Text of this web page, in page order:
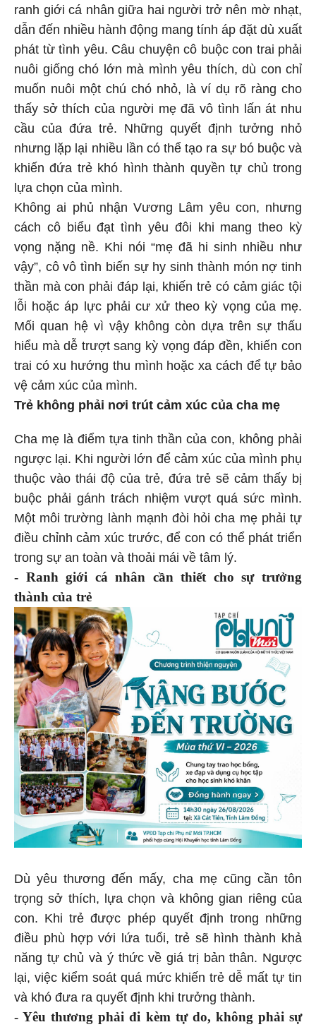
ranh giới cá nhân giữa hai người trở nên mờ nhạt,
dẫn đến nhiều hành động mang tính áp đặt dù xuất
phát từ tình yêu. Câu chuyện cô buộc con trai phải
nuôi giống chó lớn mà mình yêu thích, dù con chỉ
muốn nuôi một chú chó nhỏ, là ví dụ rõ ràng cho
thấy sở thích của người mẹ đã vô tình lấn át nhu
cầu của đứa trẻ. Những quyết định tưởng nhỏ
nhưng lặp lại nhiều lần có thể tạo ra sự bó buộc và
khiến đứa trẻ khó hình thành quyền tự chủ trong
lựa chọn của mình.
Không ai phủ nhận Vương Lâm yêu con, nhưng
cách cô biểu đạt tình yêu đôi khi mang theo kỳ
vọng nặng nề. Khi nói “mẹ đã hi sinh nhiều như
vậy”, cô vô tình biến sự hy sinh thành món nợ tinh
thần mà con phải đáp lại, khiến trẻ có cảm giác tội
lỗi hoặc áp lực phải cư xử theo kỳ vọng của mẹ.
Mối quan hệ vì vậy không còn dựa trên sự thấu
hiểu mà dễ trượt sang kỳ vọng đáp đền, khiến con
trai có xu hướng thu mình hoặc xa cách để tự bảo
vệ cảm xúc của mình.
Trẻ không phải nơi trút cảm xúc của cha mẹ
Cha mẹ là điểm tựa tinh thần của con, không phải
ngược lại. Khi người lớn để cảm xúc của mình phụ
thuộc vào thái độ của trẻ, đứa trẻ sẽ cảm thấy bị
buộc phải gánh trách nhiệm vượt quá sức mình.
Một môi trường lành mạnh đòi hỏi cha mẹ phải tự
điều chỉnh cảm xúc trước, để con có thể phát triển
trong sự an toàn và thoải mái về tâm lý.
- Ranh giới cá nhân cần thiết cho sự trưởng
thành của trẻ
Dù yêu thương đến mấy, cha mẹ cũng cần tôn
trọng sở thích, lựa chọn và không gian riêng của
con. Khi trẻ được phép quyết định trong những
điều phù hợp với lứa tuổi, trẻ sẽ hình thành khả
năng tự chủ và ý thức về giá trị bản thân. Ngược
lại, việc kiểm soát quá mức khiến trẻ dễ mất tự tin
và khó đưa ra quyết định khi trưởng thành.
- Yêu thương phải đi kèm tự do, không phải sự